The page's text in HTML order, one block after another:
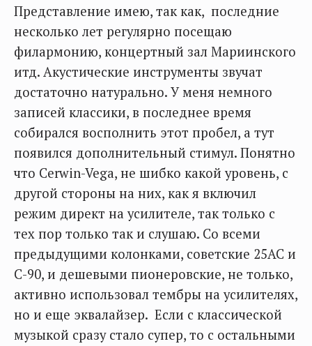
Представление имею, так как, последние
несколько лет регулярно посещаю
филармонию, концертный зал Мариинского
итд. Акустические инструменты звучат
достаточно натурально. У меня немного
записей классики, в последнее время
собирался восполнить этот пробел, а тут
появился дополнительный стимул. Понятно
что Cerwin-Vega, не шибко какой уровень, с
другой стороны на них, как я включил
режим директ на усилителе, так только с
тех пор только так и слушаю. Со всеми
предыдущими колонками, советские 25АС и
С-90, и дешевыми пионеровские, не только,
активно использовал тембры на усилителях,
но и еще эквалайзер. Если с классической
музыкой сразу стало супер, то с остальными